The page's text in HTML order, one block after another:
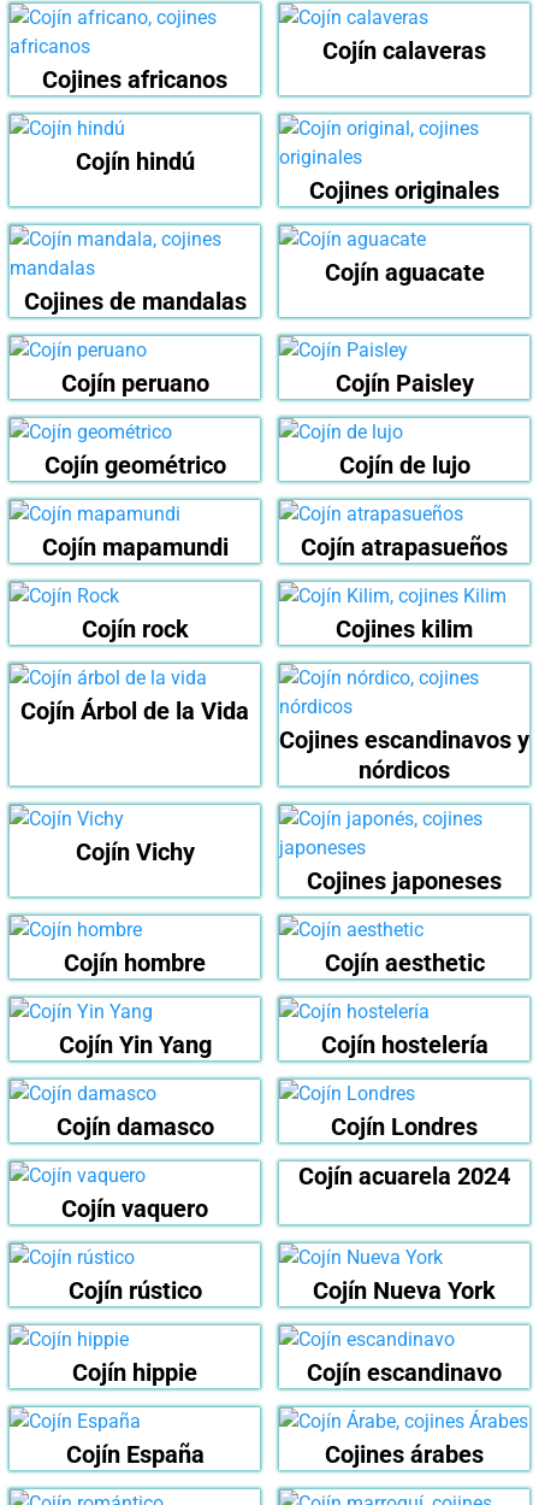
Cojines africanos
Cojín calaveras
Cojín hindú
Cojines originales
Cojines de mandalas
Cojín aguacate
Cojín peruano Cojín Paisley
Cojín geométrico Cojín de lujo
Cojín mapamundi Cojín atrapasueños
Cojín rock Cojines kilim
Cojín Árbol de la Vida
Cojines escandinavos y
nórdicos
Cojín Vichy
Cojines japoneses
Cojín hombre Cojín aesthetic
Cojín Yin Yang Cojín hostelería
Cojín damasco Cojín Londres
Cojín vaquero
Cojín acuarela 2024
Cojín rústico Cojín Nueva York
Cojín hippie Cojín escandinavo
Cojín España Cojines árabes